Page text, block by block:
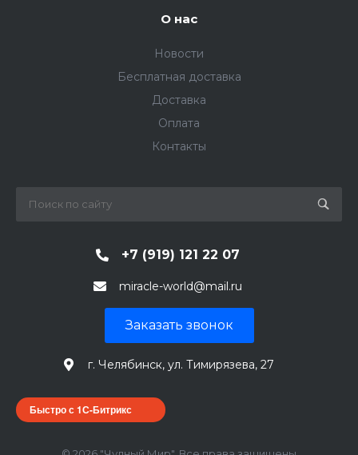
О нас
Новости
Бесплатная доставка
Доставка
Оплата
Контакты
+7 (919) 121 22 07
miracle-world@mail.ru
Заказать звонок
г. Челябинск, ул. Тимирязева, 27
Быстро с 1С-Битрикс